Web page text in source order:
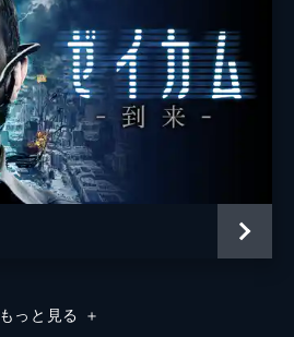
もっと見る ＋